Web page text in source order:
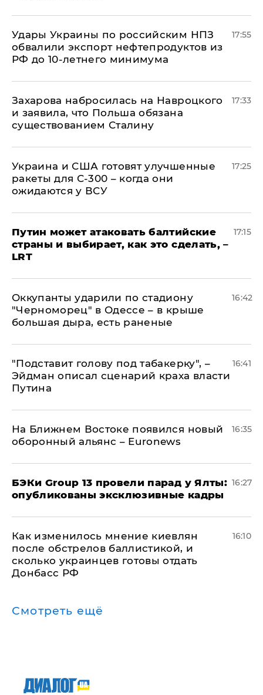
Удары Украины по российским НПЗ
обвалили экспорт нефтепродуктов из
РФ до 10-летнего минимума
17:55
​Захарова набросилась на Навроцкого
и заявила, что Польша обязана
существованием Сталину
17:33
Украина и США готовят улучшенные
ракеты для С-300 – когда они
ожидаются у ВСУ
17:25
Путин может атаковать балтийские
страны и выбирает, как это сделать, –
LRT
17:15
Оккупанты ударили по стадиону
"Черноморец" в Одессе – в крыше
большая дыра, есть раненые
16:42
​"Подставит голову под табакерку", –
Эйдман описал сценарий краха власти
Путина
16:41
На Ближнем Востоке появился новый
оборонный альянс – Euronews
16:35
​БЭКи Group 13 провели парад у Ялты:
опубликованы эксклюзивные кадры
16:27
Как изменилось мнение киевлян
после обстрелов баллистикой, и
сколько украинцев готовы отдать
Донбасс РФ
16:10
Смотреть ещё